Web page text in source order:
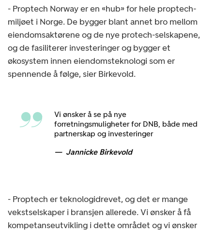
- Proptech Norway er en «hub» for hele proptech-
miljøet i Norge. De bygger blant annet bro mellom
eiendomsaktørene og de nye protech-selskapene,
og de fasiliterer investeringer og bygger et
økosystem innen eiendomsteknologi som er
spennende å følge, sier Birkevold.
Vi ønsker å se på nye
forretningsmuligheter for DNB, både med
partnerskap og investeringer
Jannicke Birkevold
- Proptech er teknologidrevet, og det er mange
vekstselskaper i bransjen allerede. Vi ønsker å få
kompetanseutvikling i dette området og vi ønsker